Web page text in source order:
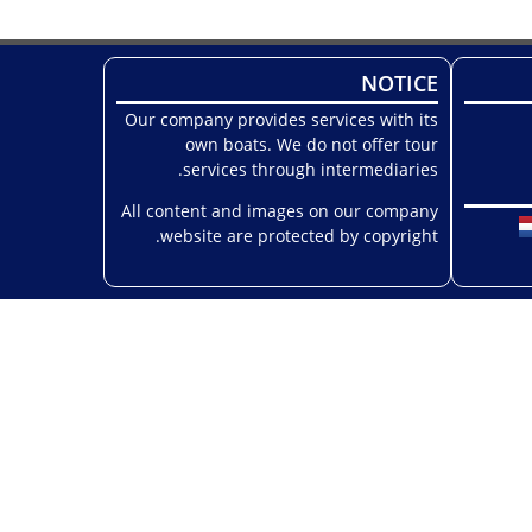
NOTICE
Our company provides services with its
own boats. We do not offer tour
services through intermediaries.
All content and images on our company
website are protected by copyright.